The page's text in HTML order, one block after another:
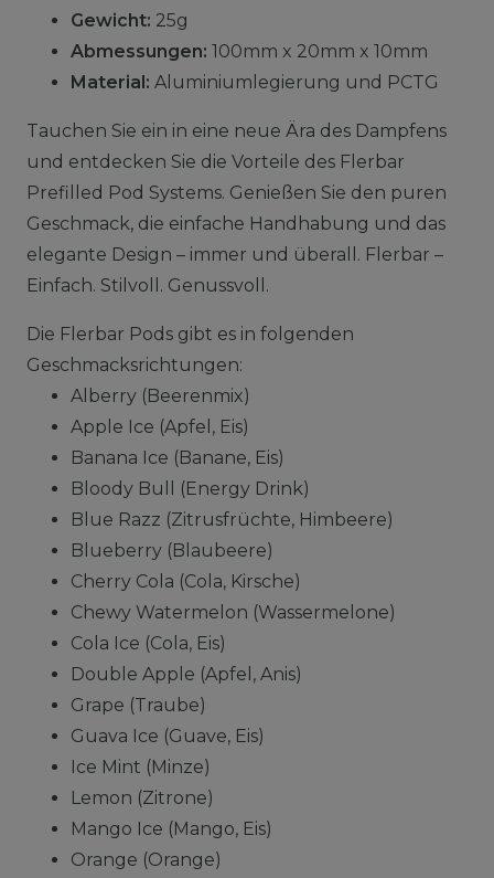
Gewicht: 25g
Abmessungen: 100mm x 20mm x 10mm
Material: Aluminiumlegierung und PCTG
Tauchen Sie ein in eine neue Ära des Dampfens
und entdecken Sie die Vorteile des Flerbar
Prefilled Pod Systems. Genießen Sie den puren
Geschmack, die einfache Handhabung und das
elegante Design – immer und überall. Flerbar –
Einfach. Stilvoll. Genussvoll.
Die Flerbar Pods gibt es in folgenden
Geschmacksrichtungen:
Alberry (Beerenmix)
Apple Ice (Apfel, Eis)
Banana Ice (Banane, Eis)
Bloody Bull (Energy Drink)
Blue Razz (Zitrusfrüchte, Himbeere)
Blueberry (Blaubeere)
Cherry Cola (Cola, Kirsche)
Chewy Watermelon (Wassermelone)
Cola Ice (Cola, Eis)
Double Apple (Apfel, Anis)
Grape (Traube)
Guava Ice (Guave, Eis)
Ice Mint (Minze)
Lemon (Zitrone)
Mango Ice (Mango, Eis)
Orange (Orange)